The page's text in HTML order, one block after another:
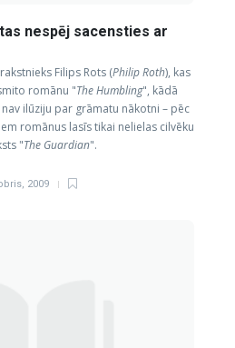
nespēj sacensties ar
Filips Rots (Philip Roth), kas
romānu "The Humbling", kādā
ilūziju par grāmatu nākotni – pēc
romānus lasīs tikai nelielas cilvēku
"The Guardian".
2009